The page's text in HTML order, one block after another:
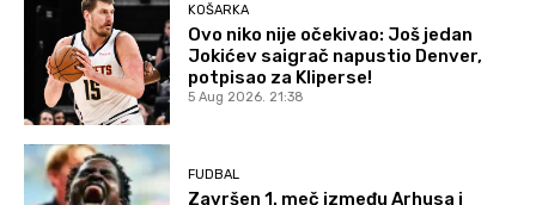
KOŠARKA
Ovo niko nije očekivao: Još jedan
Jokićev saigrač napustio Denver,
potpisao za Kliperse!
5 Aug 2026. 21:38
FUDBAL
Završen 1. meč između Arhusa i